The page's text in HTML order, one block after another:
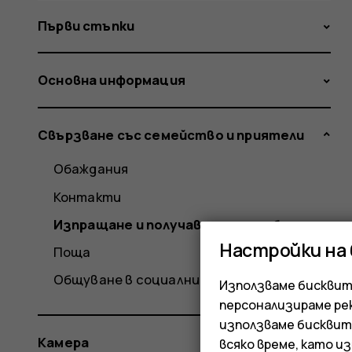
Първи стъпки
Основна информация
Свързване със семейство и приятели
Обаждания
Контакти
Изпращане и получаване на съобщения
Поща
Общуване в социални медии
Камера
Настройки
Използваме
персонализираме
използваме
всяко време, като